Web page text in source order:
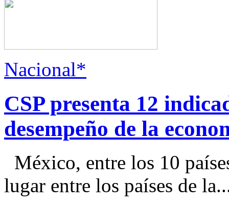
Nacional*
CSP presenta 12
desempeño de la
México, entre los 10
lugar entre los países de